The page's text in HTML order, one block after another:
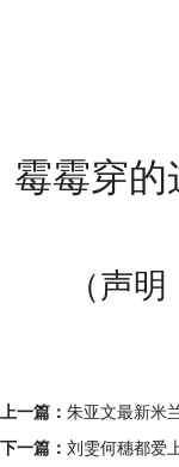
霉霉穿的
（声明：
上一篇： 朱亚文最新米
下一篇： 刘雯何穗都爱